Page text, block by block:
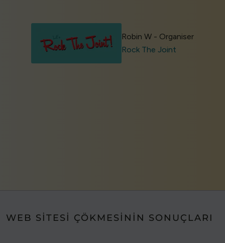
Robin W - Organiser
Rock The Joint
WEB SITESI ÇÖKMESININ SONUÇLARI